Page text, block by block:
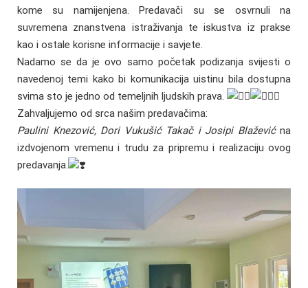
kome su namijenjena. Predavači su se osvrnuli na
suvremena znanstvena istraživanja te iskustva iz prakse
kao i ostale korisne informacije i savjete.
Nadamo se da je ovo samo početak podizanja svijesti o
navedenoj temi kako bi komunikacija uistinu bila dostupna
svima sto je jedno od temeljnih ljudskih prava.
Zahvaljujemo od srca našim predavačima:
Paulini Knezović, Dori Vukušić Takač i Josipi Blaževićna
izdvojenom vremenu i trudu za pripremu i realizaciju ovog
predavanja.